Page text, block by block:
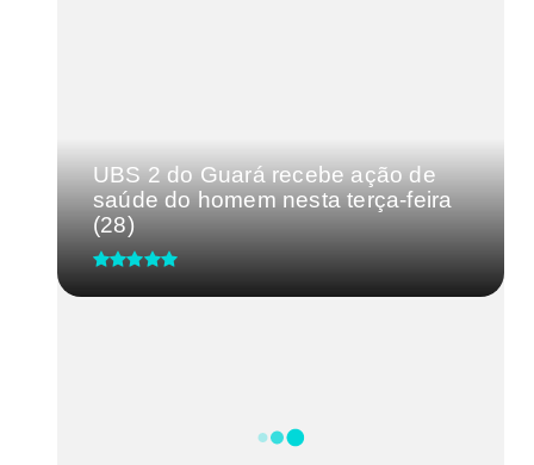
UBS 2 do Guará recebe ação de
saúde do homem nesta terça-feira
(28)